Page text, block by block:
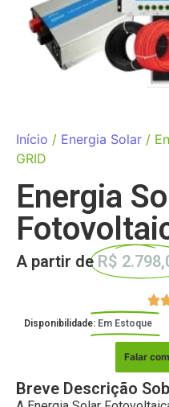
Início / Energia Solar /
GRID
Energia
A partir deR$
Disponibilidade: Em Estoque
Falar
Breve Descrição